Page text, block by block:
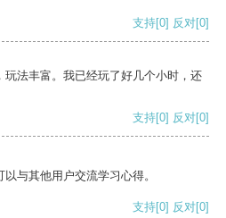
支持[0] 反对[0]
法丰富。我已经玩了好几个小时，还
支持[0] 反对[0]
与其他用户交流学习心得。
支持[0] 反对[0]